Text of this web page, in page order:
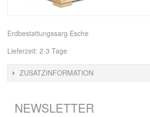
Erdbestattungssarg Esche
Lieferzeit: 2-3 Tage
ZUSATZINFORMATION
NEWSLETTER